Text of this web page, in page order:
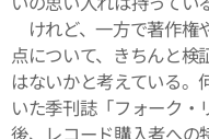
けれど、一方で著作権
点について、きちんと検
はないかと考えている。
いた季刊誌「フォーク
後、レコード購入者への